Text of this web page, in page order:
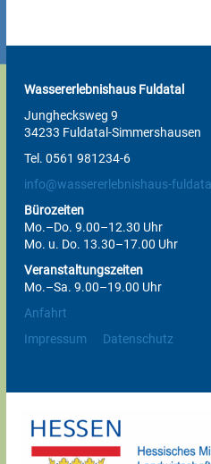
Wassererlebnishaus Fuldatal
Junghecksweg 9
34233 Fuldatal-Simmershausen
Tel. 0561 981234-6
info@wassererlebnishaus-
Bürozeiten
Mo.–Do. 9.00–12.30 Uhr
Mo. u. Do. 13.30–17.00 Uhr
Veranstaltungszeiten
Mo.–Sa. 9.00–19.00 Uhr
Anfahrt
Impressum
Datenschutz